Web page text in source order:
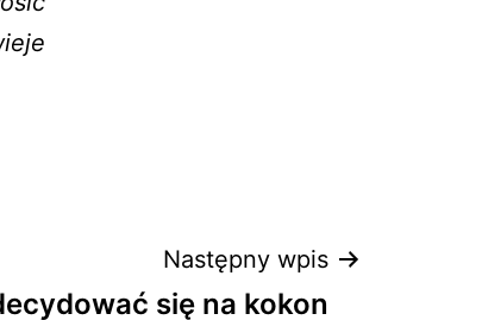
Następny wpis
się na kokon